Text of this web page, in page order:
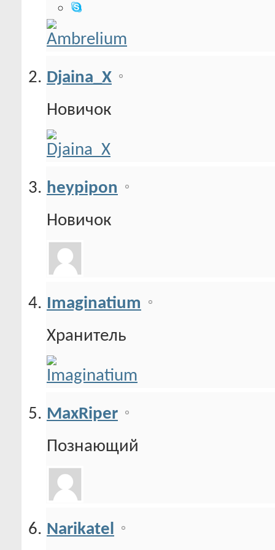
Djaina_X
Новичок
heypipon
Новичок
Imaginatium
Хранитель
MaxRiper
Познающий
Narikatel